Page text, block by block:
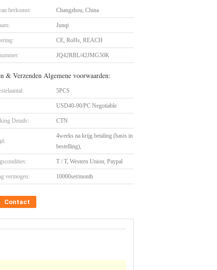
herkomst: Changzhou, China
Junqi
CE, RoHs, REACH
JQ42RBL/42JMG50K
& Verzenden Algemene voorwaarden:
5PCS
USD40-90/PC Negotiable
Details: CTN
4weeks na krijg betaling (basis in
bestelling),
T / T, Western Union, Paypal
vermogen: 10000set/month
Contact